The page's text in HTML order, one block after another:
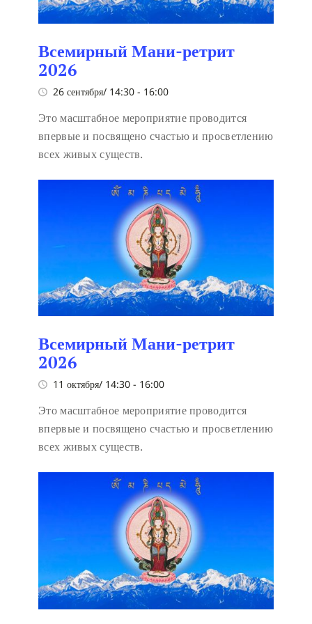
Всемирный Мани-ретрит
2026
26 сентября/ 14:30 - 16:00
Это масштабное мероприятие проводится
впервые и посвящено счастью и просветлению
всех живых существ.
Всемирный Мани-ретрит
2026
11 октября/ 14:30 - 16:00
Это масштабное мероприятие проводится
впервые и посвящено счастью и просветлению
всех живых существ.